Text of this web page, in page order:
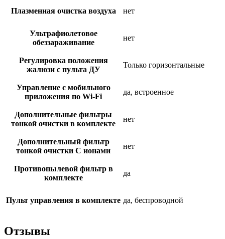
Плазменная очистка воздуха нет
Ультрафиолетовое
обеззараживание
нет
Регулировка положения
жалюзи с пульта ДУ
Только горизонтальные
Управление c мобильного
приложения по Wi-Fi
да, встроенное
Дополнительные фильтры
тонкой очистки в комплекте
нет
Дополнительный фильтр
тонкой очистки С ионами
нет
Противопылевой фильтр в
комплекте
да
Пульт управления в комплекте да, беспроводной
Отзывы